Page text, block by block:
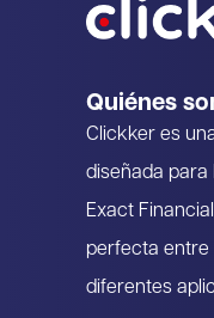
Quiénes
Clickker es
diseñada para
Exact
perfecta entre
diferentes